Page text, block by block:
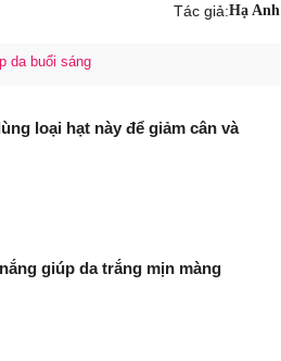
Tác giả:Hạ Anh
da buổi sáng
loại hạt này để giảm cân và
giúp da trắng mịn màng